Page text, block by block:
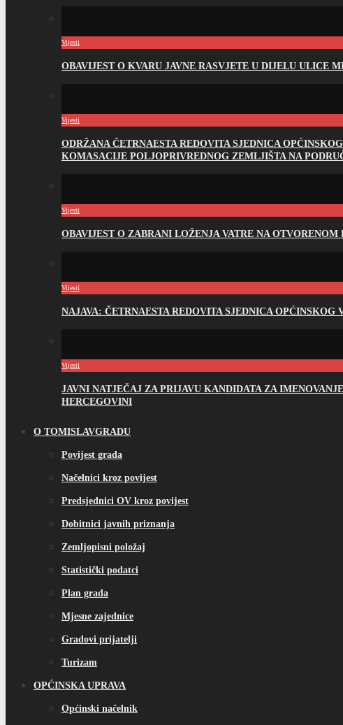
Vijesti
OBAVIJEST O KVARU JAVNE RASVJETE U DIJELU ULICE
Vijesti
ODRŽANA ČETRNAESTA REDOVITA SJEDNICA
KOMASACIJE POLJOPRIVREDNOG ZEMLJIŠTA NA
Vijesti
OBAVIJEST O ZABRANI LOŽENJA VATRE NA OTVORENOM
Vijesti
NAJAVA: ČETRNAESTA REDOVITA SJEDNICA OPĆINSKOG
Vijesti
JAVNI NATJEČAJ ZA PRIJAVU KANDIDATA ZA
HERCEGOVINI
O TOMISLAVGRADU
Povijest grada
Načelnici kroz povijest
Predsjednici OV kroz povijest
Dobitnici javnih priznanja
Zemljopisni položaj
Statistički podatci
Plan grada
Mjesne zajednice
Gradovi prijatelji
Turizam
OPĆINSKA UPRAVA
Općinski načelnik